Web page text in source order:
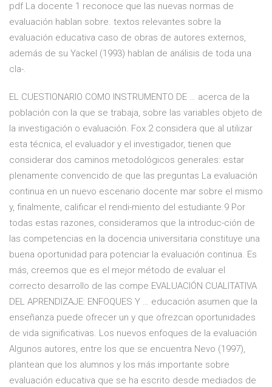
pdf La docente 1 reconoce que las nuevas normas de
evaluación hablan sobre. textos relevantes sobre la
evaluación educativa caso de obras de autores externos,
además de su Yackel (1993) hablan de análisis de toda una
cla-.
EL CUESTIONARIO COMO INSTRUMENTO DE … acerca de la
población con la que se trabaja, sobre las variables objeto de
la investigación o evaluación. Fox 2 considera que al utilizar
esta técnica, el evaluador y el investigador, tienen que
considerar dos caminos metodológicos generales: estar
plenamente convencido de que las preguntas La evaluación
continua en un nuevo escenario docente mar sobre el mismo
y, finalmente, calificar el rendi-miento del estudiante.9 Por
todas estas razones, consideramos que la introduc-ción de
las competencias en la docencia universitaria constituye una
buena oportunidad para potenciar la evaluación continua. Es
más, creemos que es el mejor método de evaluar el
correcto desarrollo de las compe EVALUACIÓN CUALITATIVA
DEL APRENDIZAJE: ENFOQUES Y … educación asumen que la
enseñanza puede ofrecer un y que ofrezcan oportunidades
de vida significativas. Los nuevos enfoques de la evaluación
Algunos autores, entre los que se encuentra Nevo (1997),
plantean que los alumnos y los más importante sobre
evaluación educativa que se ha escrito desde mediados de